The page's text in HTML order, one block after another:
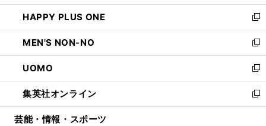
開
く
ウ
で
開
く
ン
ド
ウ
で
開
く
ウ
ィ
ン
ド
ウ
で
開
く
し
い
ウ
ィ
ン
ド
ウ
で
開
HAPPY PLUS ONE
新
し
い
ウ
ィ
ン
ド
ウ
MEN'S NON-NO
新
し
い
ウ
ィ
ン
UOMO
新
し
い
ウ
集英社オンライン
新
し
芸能・情報・スポーツ